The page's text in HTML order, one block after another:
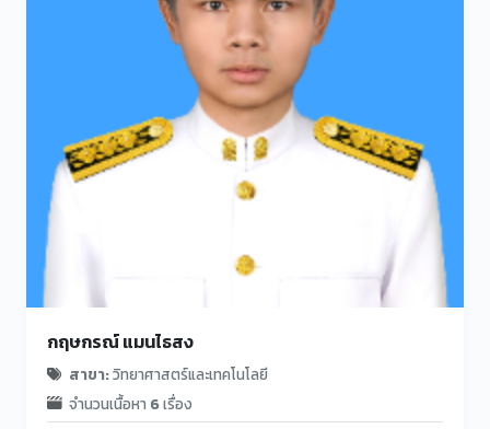
กฤษกรณ์ แมนไธสง
สาขา:วิทยาศาสตร์และเทคโนโลยี
จำนวนเนื้อหา 6เรื่อง